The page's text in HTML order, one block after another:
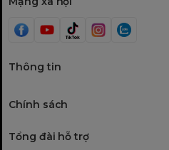
Thông tin
Chính sách
Tổng đài hỗ trợ